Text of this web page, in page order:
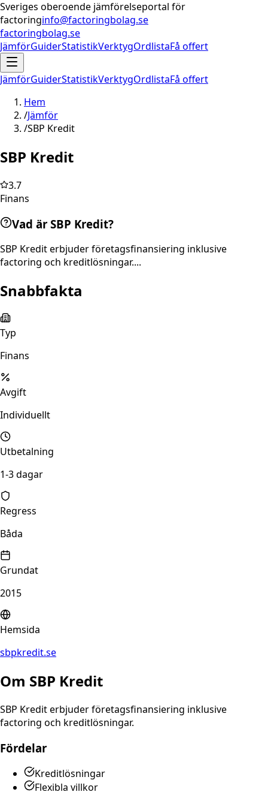
Sveriges oberoende jämförelseportal för
factoringinfo@factoringbolag.se
factoringbolag.se
JämförGuiderStatistikVerktygOrdlistaFå offert
JämförGuiderStatistikVerktygOrdlistaFå offert
Hem
/Jämför
/SBP Kredit
SBP Kredit
3.7
Finans
Vad är SBP Kredit?
SBP Kredit erbjuder företagsfinansiering inklusive
factoring och kreditlösningar....
Snabbfakta
Typ
Finans
Avgift
Individuellt
Utbetalning
1-3 dagar
Regress
Båda
Grundat
2015
Hemsida
sbpkredit.se
Om SBP Kredit
SBP Kredit erbjuder företagsfinansiering inklusive
factoring och kreditlösningar.
Fördelar
Kreditlösningar
Flexibla villkor